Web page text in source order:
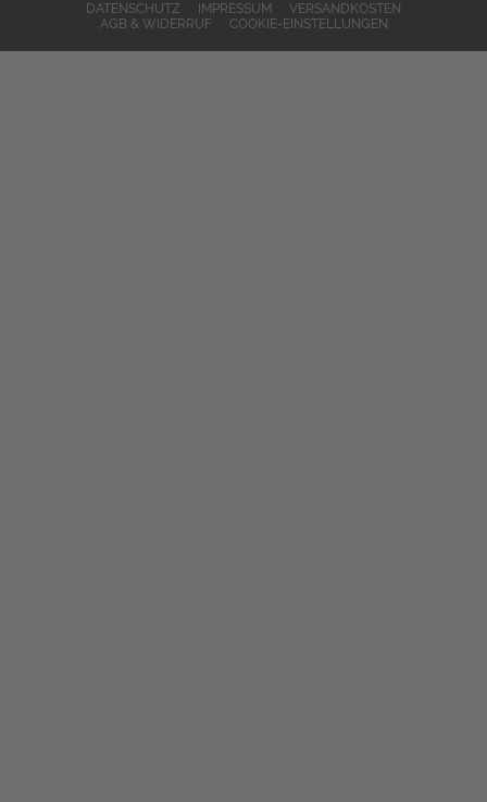
DATENSCHUTZ IMPRESSUM
VERSANDKOSTEN
AGB & WIDERRUF
COOKIE-EINSTELLUNGEN